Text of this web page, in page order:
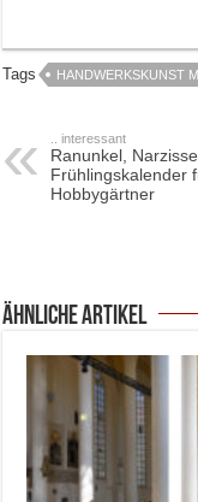
Tags HANDWERKSKUNST
.. interessant
Ranunkel,
Frühlingskalender
Hobbygärtner
ähnliche Artikel